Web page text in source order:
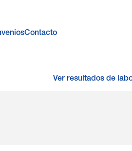
Contacto
Ver resultados de